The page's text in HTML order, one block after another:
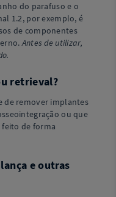
do parafuso e o
1.2, por exemplo, é
de componentes
Antes de utilizar,
retrieval?
de remover implantes
ou que
feito de forma
e outras